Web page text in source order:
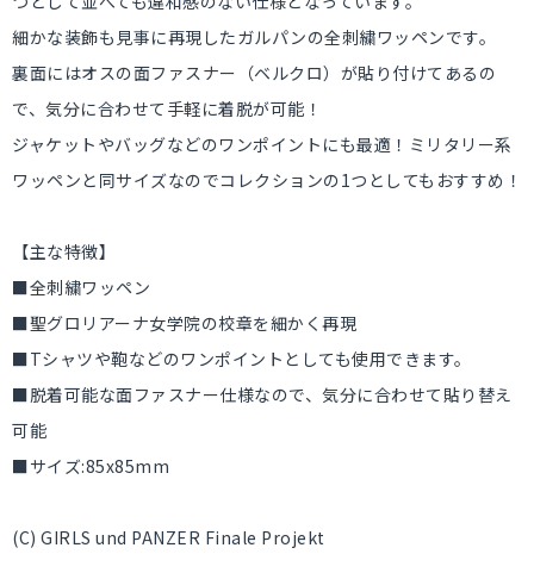
細かな装飾も見事に再現したガルパンの全刺繍ワッペンです。
裏面にはオスの面ファスナー（ベルクロ）が貼り付けてあるの
で、気分に合わせて手軽に着脱が可能！
ジャケットやバッグなどのワンポイントにも最適！ミリタリー系
ワッペンと同サイズなのでコレクションの1つとしてもおすすめ！
【主な特徴】
■全刺繍ワッペン
■聖グロリアーナ女学院の校章を細かく再現
■Tシャツや鞄などのワンポイントとしても使用できます。
■脱着可能な面ファスナー仕様なので、気分に合わせて貼り替え
可能
■サイズ:85x85mm
(C) GIRLS und PANZER Finale Projekt